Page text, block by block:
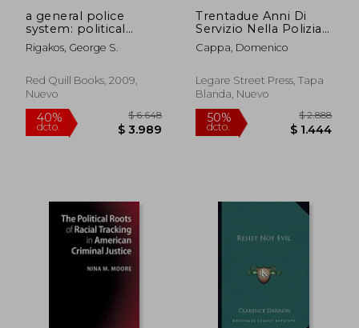
40%
a general police
system: political
economy and security
in the age of
Inglés)
Rigakos, George S.
Red Quill Books, 2009,
Nuevo
Trentadue Anni Di
Servizio Nella Polizia
Italiana; Volume 2 (en
Italiano)
Cappa, Domenico
Legare Street Press, Tapa
Blanda, Nuevo